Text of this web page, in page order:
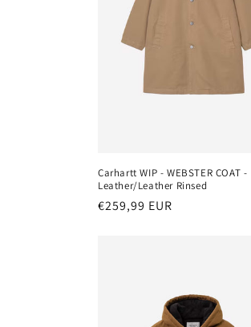
Carhartt WIP - WEBSTER COAT -
Leather/Leather Rinsed
Normaler
€259,99 EUR